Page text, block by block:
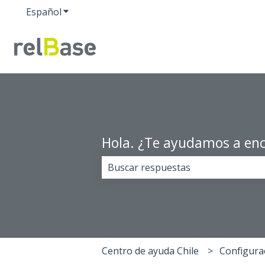
EspañolTraducciones de Mostrar submenú de
Hola. ¿Te ayudamos a
Centro de ayuda Chile